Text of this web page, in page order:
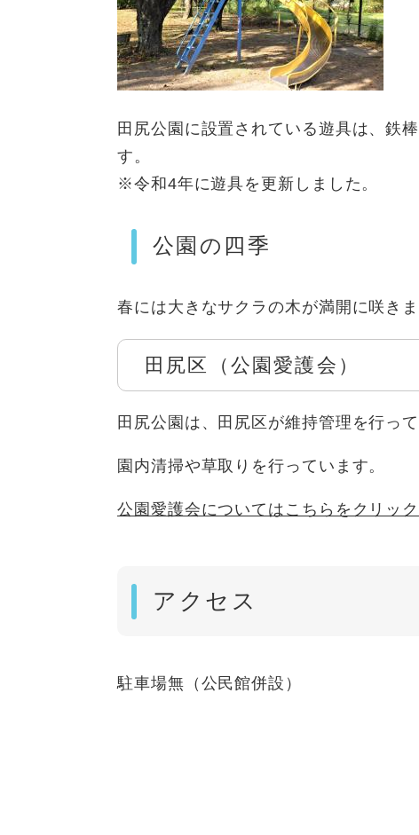
田尻公園に設置されている遊具は、鉄
す。
※令和4年に遊具を更新しました。
​公園の四季
春には大きなサクラの木が満開に咲きま
田尻区（公園愛護会）
田尻公園は、田尻区が維持管理を行って
園内清掃や草取りを行っています。
公園愛護会についてはこちらをクリッ
アクセス
駐車場無（公民館併設）